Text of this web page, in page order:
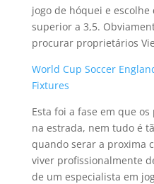
jogo de hóquei e
superior a 3,5.
procurar proprietários
World Cup Soccer
Fixtures
Esta foi a fase em que
na estrada, nem tudo é
quando serar a proxima
viver profissionalmente
de um especialista em